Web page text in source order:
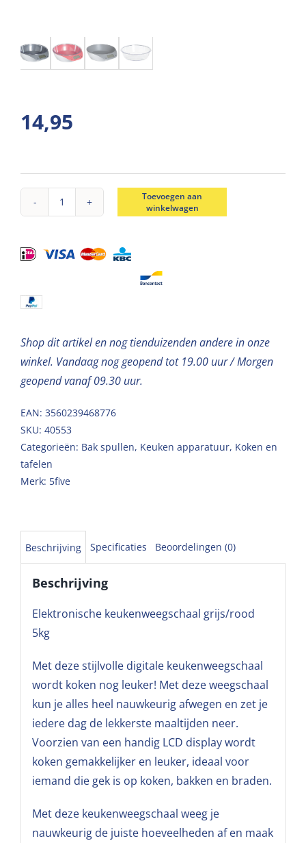
14,95
Elektronische
grijs/rood
Toevoegen aan
winkelwagen
Shop dit artikel en nog tienduizenden andere in onze
winkel. Vandaag nog geopend tot 19.00 uur / Morgen
geopend vanaf 09.30 uur.
EAN: 3560239468776
SKU: 40553
Categorieën: Bak spullen, Keuken apparatuur, Koken en
tafelen
Merk: 5five
Beschrijving Specificaties Beoordelingen (0)
Beschrijving
Elektronische keukenweegschaal grijs/rood
5kg
Met deze stijlvolle digitale keukenweegschaal
wordt koken nog leuker! Met deze weegschaal
kun je alles heel nauwkeurig afwegen en zet je
iedere dag de lekkerste maaltijden neer.
Voorzien van een handig LCD display wordt
koken gemakkelijker en leuker, ideaal voor
iemand die gek is op koken, bakken en braden.
Met deze keukenweegschaal weeg je
nauwkeurig de juiste hoeveelheden af en maak